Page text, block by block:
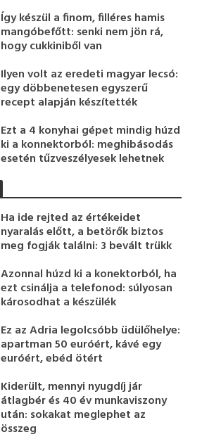
Így készül a finom, filléres hamis
mangóbefőtt: senki nem jön rá,
hogy cukkiniből van
Ilyen volt az eredeti magyar lecsó:
egy döbbenetesen egyszerű
recept alapján készítették
Ezt a 4 konyhai gépet mindig húzd
ki a konnektorból: meghibásodás
esetén tűzveszélyesek lehetnek
Ha ide rejted az értékeidet
nyaralás előtt, a betörők biztos
meg fogják találni: 3 bevált trükk
Azonnal húzd ki a konektorból, ha
ezt csinálja a telefonod: súlyosan
károsodhat a készülék
Ez az Adria legolcsóbb üdülőhelye:
apartman 50 euróért, kávé egy
euróért, ebéd ötért
Kiderült, mennyi nyugdíj jár
átlagbér és 40 év munkaviszony
után: sokakat meglephet az
összeg